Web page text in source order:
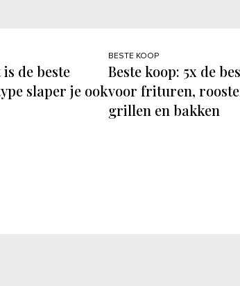
de beste
slaper je ook
BESTE KOOP
Beste koop: 5x de
voor frituren,
grillen en bakken